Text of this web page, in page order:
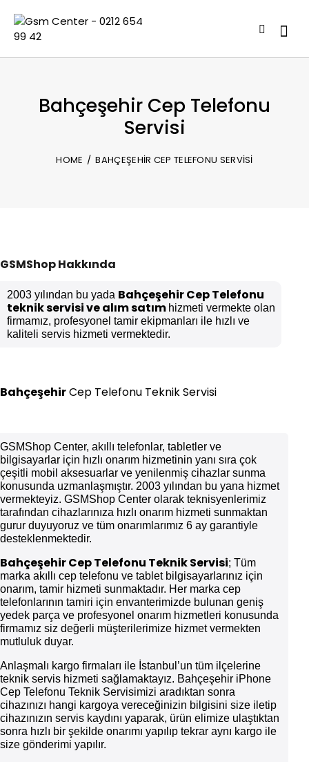
Bahçeşehir Cep Telefonu
Servisi
HOME BAHÇEŞEHIR CEP TELEFONU SERVISI
GSMShop Hakkında
2003 yılından bu yada Bahçeşehir Cep Telefonu
teknik servisi ve alım satım hizmeti vermekte olan
firmamız, profesyonel tamir ekipmanları ile hızlı ve
kaliteli servis hizmeti vermektedir.
BahçeşehirCep Telefonu Teknik Servisi
GSMShop Center, akıllı telefonlar, tabletler ve
bilgisayarlar için hızlı onarım hizmetinin yanı sıra çok
çeşitli mobil aksesuarlar ve yenilenmiş cihazlar sunma
konusunda uzmanlaşmıştır. 2003 yılından bu yana hizmet
vermekteyiz. GSMShop Center olarak teknisyenlerimiz
tarafından cihazlarınıza hızlı onarım hizmeti sunmaktan
gurur duyuyoruz ve tüm onarımlarımız 6 ay garantiyle
desteklenmektedir.
BahçeşehirCep Telefonu Teknik Servisi; Tüm
marka akıllı cep telefonu ve tablet bilgisayarlarınız için
onarım, tamir hizmeti sunmaktadır. Her marka cep
telefonlarının tamiri için envanterimizde bulunan geniş
yedek parça ve profesyonel onarım hizmetleri konusunda
firmamız siz değerli müşterilerimize hizmet vermekten
mutluluk duyar.
Anlaşmalı kargo firmaları ile İstanbul’un tüm ilçelerine
teknik servis hizmeti sağlamaktayız. Bahçeşehir iPhone
Cep Telefonu Teknik Servisimizi aradıktan sonra
cihazınızı hangi kargoya vereceğinizin bilgisini size iletip
cihazınızın servis kaydını yaparak, ürün elimize ulaştıktan
sonra hızlı bir şekilde onarımı yapılıp tekrar aynı kargo ile
size gönderimi yapılır.